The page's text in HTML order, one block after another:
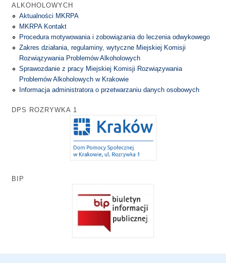
ALKOHOLOWYCH
Aktualności MKRPA
MKRPA Kontakt
Procedura motywowania i zobowiązania do leczenia odwykowego
Zakres działania, regulaminy, wytyczne Miejskiej Komisji
Rozwiązywania Problemów Alkoholowych
Sprawozdanie z pracy Miejskiej Komisji Rozwiązywania
Problemów Alkoholowych w Krakowie
Informacja administratora o przetwarzaniu danych osobowych
DPS ROZRYWKA 1
BIP